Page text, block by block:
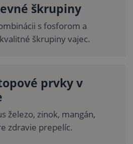
škrupiny
s fosforom a
škrupiny vajec.
prvky v
železo, zinok, mangán,
zdravie prepelíc.